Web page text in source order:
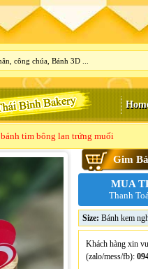
bánh tim bông lan trứng muối
Gim
MUA
Thanh
Size: Bánh kem
Khách hàng xin
(zalo/mess/fb):